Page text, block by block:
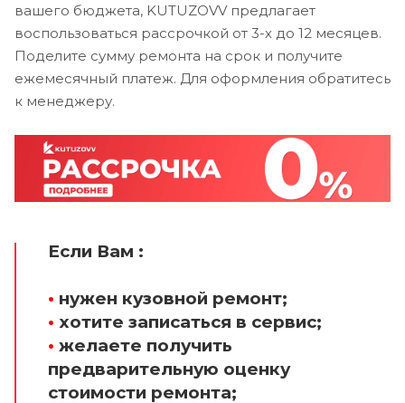
вашего бюджета, KUTUZOVV предлагает
воспользоваться рассрочкой от 3-х до 12 месяцев.
Поделите сумму ремонта на срок и получите
ежемесячный платеж. Для оформления обратитесь
к менеджеру.
Если Вам :
• нужен кузовной ремонт;
• хотите записаться в сервис;
• желаете получить
предварительную оценку
стоимости ремонта;